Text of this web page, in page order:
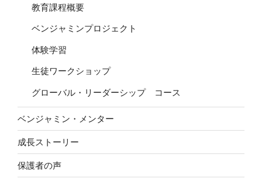
教育課程概要
ベンジャミンプロジェクト
体験学習
生徒ワークショップ
グローバル・リーダーシップ コース
ベンジャミン・メンター
成長ストーリー
保護者の声